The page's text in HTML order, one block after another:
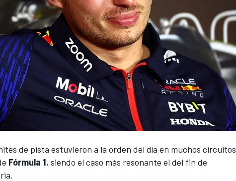
de pista estuvieron a la orden del día en muchos circuitos
Fórmula 1, siendo el caso más resonante el del fin de